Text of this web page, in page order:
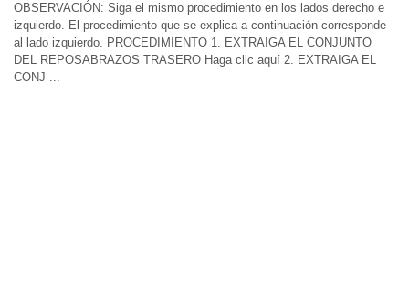
OBSERVACIÓN: Siga el mismo procedimiento en los lados derecho e
izquierdo. El procedimiento que se explica a continuación corresponde
al lado izquierdo. PROCEDIMIENTO 1. EXTRAIGA EL CONJUNTO
DEL REPOSABRAZOS TRASERO Haga clic aquí 2. EXTRAIGA EL
CONJ ...